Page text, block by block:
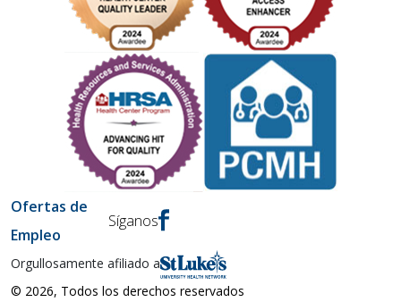
Ofertas de
Empleo
Síganos
Orgullosamente afiliado a
© 2026, Todos los derechos reservados